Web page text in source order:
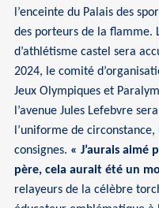
l’enceinte du Palais des
des porteurs de la flamme.
d’athlétisme castel sera
2024, le comité
Jeux Olympiques et
l’avenue Jules Lefebvre
l’uniforme de
consignes. « J’aurais aimé
père, cela aurait été un
relayeurs de la célèbre